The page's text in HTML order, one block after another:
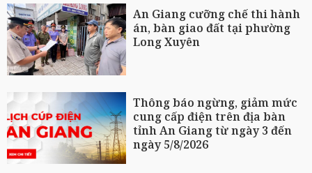
An Giang cưỡng chế thi hành
án, bàn giao đất tại phường
Long Xuyên
Thông báo ngừng, giảm mức
cung cấp điện trên địa bàn
tỉnh An Giang từ ngày 3 đến
ngày 5/8/2026